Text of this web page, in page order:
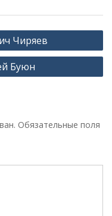
Чиряев
Буюн
Обязательные поля